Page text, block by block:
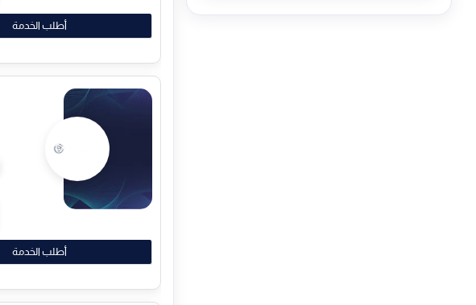
أطلب الخدمة
أطلب الخدمة